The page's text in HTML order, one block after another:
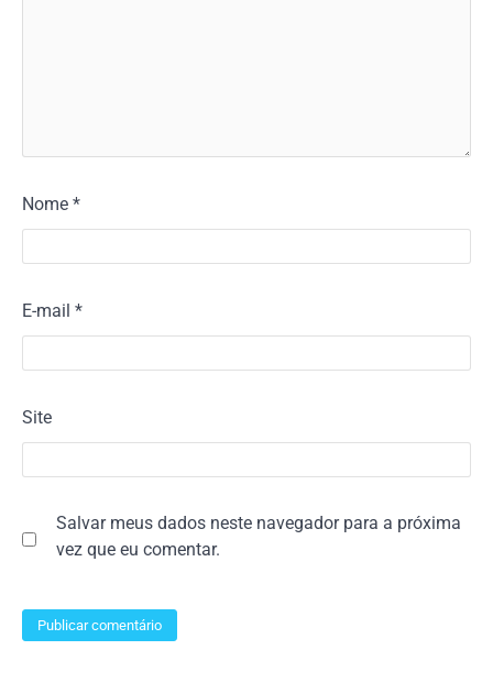
Nome *
E-mail *
Site
Salvar meus dados neste navegador para a próxima
vez que eu comentar.